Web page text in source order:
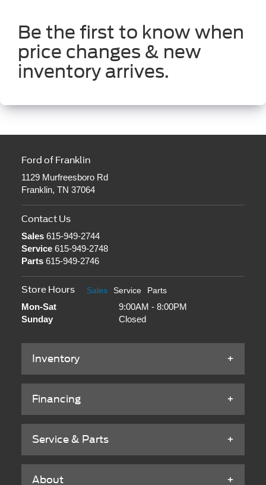
Be the first to know when
price changes & new
inventory arrives.
Ford of Franklin
1129 Murfreesboro Rd
Franklin, TN 37064
Contact Us
Sales615-949-2744
Service615-949-2748
Parts615-949-2746
Store Hours Sales Service Parts
Mon-Sat
9:00AM - 8:00PM
Sunday
Closed
Inventory
Financing
Service & Parts
About